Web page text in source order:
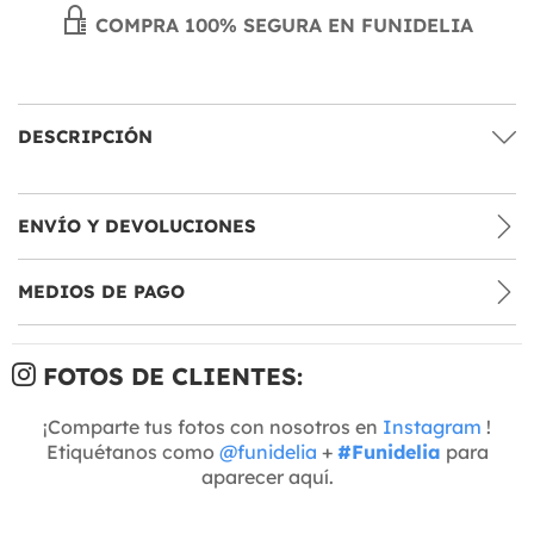
COMPRA 100% SEGURA EN FUNIDELIA
DESCRIPCIÓN
ENVÍO Y DEVOLUCIONES
MEDIOS DE PAGO
FOTOS DE CLIENTES:
¡Comparte tus fotos con nosotros en Instagram !
Etiquétanos como @funidelia + #Funidelia para
aparecer aquí.